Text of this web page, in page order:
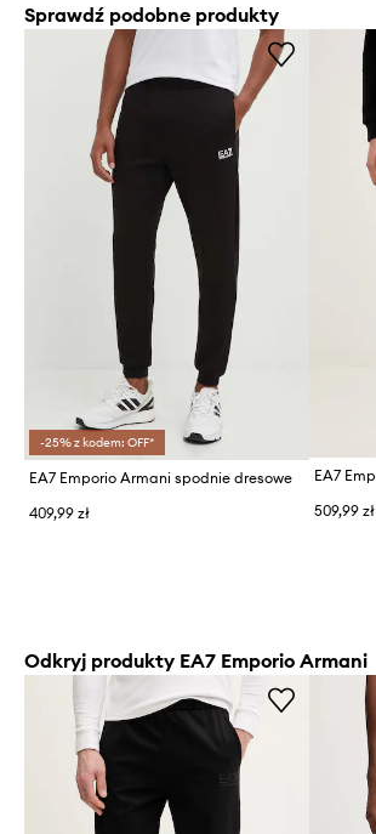
Sprawdź podobne produkty
-25% z kodem: OFF*
EA7 Emporio Armani spodnie dresowe
409,99 zł
509,99 zł
Odkryj produkty EA7 Emporio Armani